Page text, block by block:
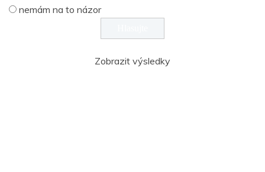
nemám na to názor
Zobrazit výsledky